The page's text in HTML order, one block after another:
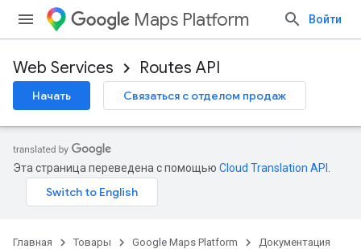
Maps Platform Войти
Web Services Routes API
Начать Связаться с отделом продаж
Эта страница переведена с помощью Cloud Translation API
Главная Товары Google Maps Platform
Документация